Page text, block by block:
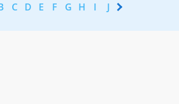
C D E F G H I J K